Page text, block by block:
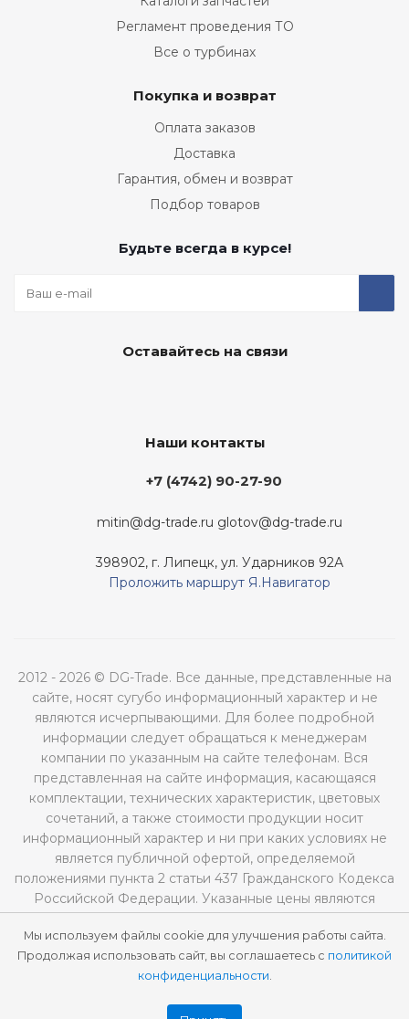
Мы используем файлы cookie для улучшения работы сайта.
Продолжая использовать сайт, вы соглашаетесь с политикой
конфиденциальности.
Регламент проведения ТО
Все о турбинах
Покупка и возврат
Оплата заказов
Доставка
Гарантия, обмен и возврат
Подбор товаров
Будьте всегда в курсе!
Оставайтесь на связи
Наши контакты
+7 (4742) 90-27-90
mitin@dg-trade.ru glotov@dg-trade.ru
398902, г. Липецк, ул. Ударников 92А
Проложить маршрут Я.Навигатор
2012 - 2026 © DG-Trade. Все данные, представленные на
сайте, носят сугубо информационный характер и не
являются исчерпывающими. Для более подробной
информации следует обращаться к менеджерам
компании по указанным на сайте телефонам. Вся
представленная на сайте информация, касающаяся
комплектации, технических характеристик, цветовых
сочетаний, а также стоимости продукции носит
информационный характер и ни при каких условиях не
является публичной офертой, определяемой
положениями пункта 2 статьи 437 Гражданского Кодекса
Российской Федерации. Указанные цены являются
действительных цен.